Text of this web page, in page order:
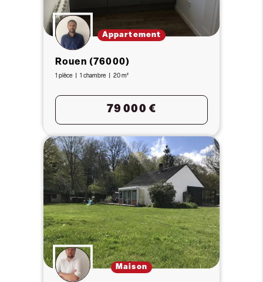
Appartement
Rouen (76000)
1 pièce 1 chambre 20 m²
79 000 €
Maison